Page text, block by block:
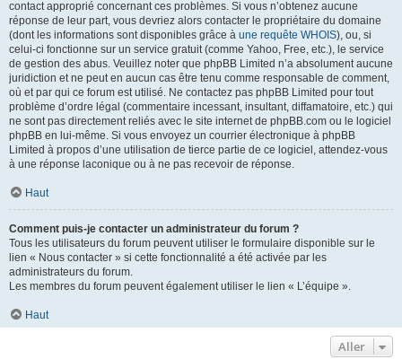
contact approprié concernant ces problèmes. Si vous n’obtenez aucune
réponse de leur part, vous devriez alors contacter le propriétaire du domaine
(dont les informations sont disponibles grâce à une requête WHOIS), ou, si
celui-ci fonctionne sur un service gratuit (comme Yahoo, Free, etc.), le service
de gestion des abus. Veuillez noter que phpBB Limited n’a absolument aucune
juridiction et ne peut en aucun cas être tenu comme responsable de comment,
où et par qui ce forum est utilisé. Ne contactez pas phpBB Limited pour tout
problème d’ordre légal (commentaire incessant, insultant, diffamatoire, etc.) qui
ne sont pas directement reliés avec le site internet de phpBB.com ou le logiciel
phpBB en lui-même. Si vous envoyez un courrier électronique à phpBB
Limited à propos d’une utilisation de tierce partie de ce logiciel, attendez-vous
à une réponse laconique ou à ne pas recevoir de réponse.
Haut
Comment puis-je contacter un administrateur du forum ?
Tous les utilisateurs du forum peuvent utiliser le formulaire disponible sur le
lien « Nous contacter » si cette fonctionnalité a été activée par les
administrateurs du forum.
Les membres du forum peuvent également utiliser le lien « L’équipe ».
Haut
Aller